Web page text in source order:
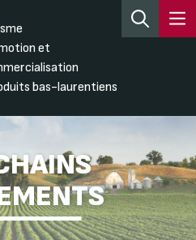
et
bas-laurentiens